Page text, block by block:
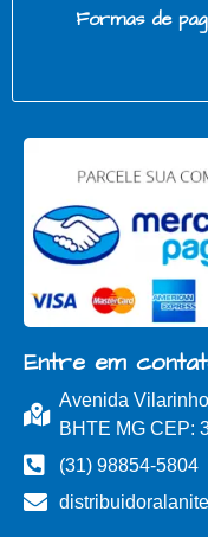
Formas de
Entre em
Avenida
BHTE MG CEP:
(31) 98854-5804